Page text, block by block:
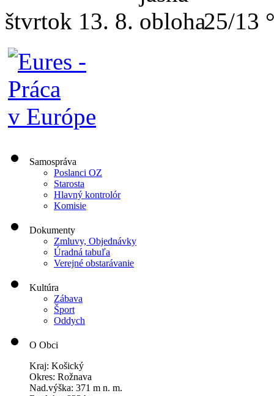
štvrtok 13. 8. 25/13
Samospráva
Poslanci OZ
Starosta
Hlavný kontrolór
Komisie
Dokumenty
Zmluvy, Objednávky
Úradná tabuľa
Verejné obstarávanie
Kultúra
Zábava
Šport
Oddych
O Obci
Kraj: Košický
Okres: Rožnava
Nad.výška: 371 m n. m.